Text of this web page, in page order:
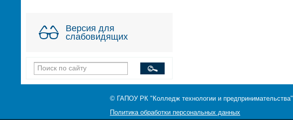
Версия для
слабовидящих
© ГАПОУ РК "Колледж технологии и предпринимательства"
Политика обработки персональных данных